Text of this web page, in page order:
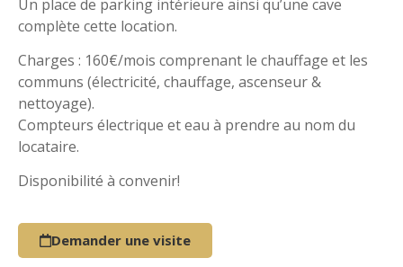
Un place de parking intérieure ainsi qu’une cave
complète cette location.
Charges : 160€/mois comprenant le chauffage et les
communs (électricité, chauffage, ascenseur &
nettoyage).
Compteurs électrique et eau à prendre au nom du
locataire.
Disponibilité à convenir!
Demander une visite